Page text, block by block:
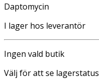
Daptomycin
I lager hos leverantör
Ingen vald butik
Välj för att se lagerstatus